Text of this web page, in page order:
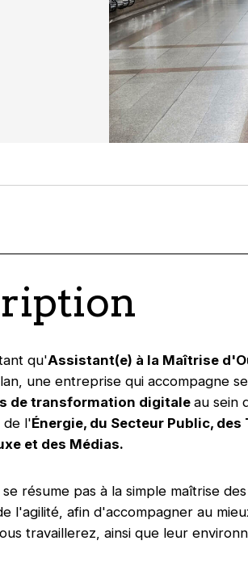
qu'Assistant(e) à la Maîtrise
une entreprise qui accompagne
de transformation digitale au sein
de l'Énergie, du Secteur Public, des
et des Médias.
résume pas à la simple maîtrise
l'agilité, afin d'accompagner au
travaillerez, ainsi que leur